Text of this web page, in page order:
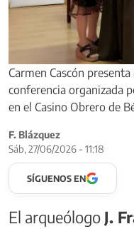
Carmen Cascón
conferencia organizada
en el Casino Obrero de
F. Blázquez
Sáb, 27/06/2026 - 11:18
SÍGUENOS EN
El arqueólogo J.